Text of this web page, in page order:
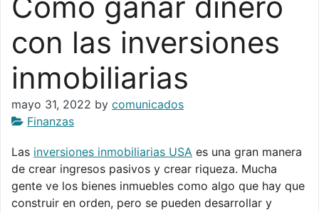
con las inversiones
inmobiliarias
mayo 31, 2022 by comunicados
Finanzas
Las inversiones inmobiliarias USA es una gran manera
de crear ingresos pasivos y crear riqueza. Mucha
gente ve los bienes inmuebles como algo que hay que
construir en orden, pero se pueden desarrollar y